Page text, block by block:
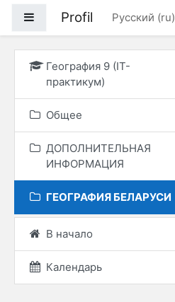
Боковая панель
Profil Русский ‎(ru)‎
География 9 (IT-
практикум)
Общее
ДОПОЛНИТЕЛЬНАЯ
ИНФОРМАЦИЯ
ГЕОГРАФИЯ БЕЛАРУСИ
В начало
Календарь